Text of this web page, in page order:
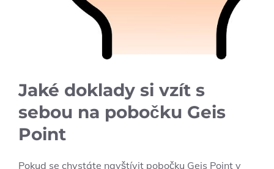
Jaké doklady si vzít s
sebou na pobočku Geis
Point
Pokud se chystáte navštívit pobočku Geis Point v